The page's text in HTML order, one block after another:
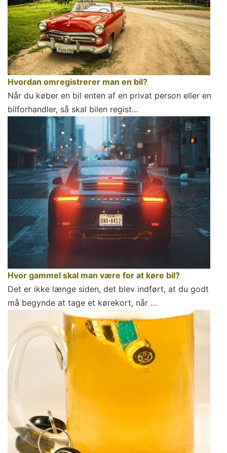
Hvordan omregistrerer man en bil?
Når du køber en bil enten af en privat person eller en
bilforhandler, så skal bilen regist…
Hvor gammel skal man være for at køre bil?
Det er ikke længe siden, det blev indført, at du godt
må begynde at tage et kørekort, når …